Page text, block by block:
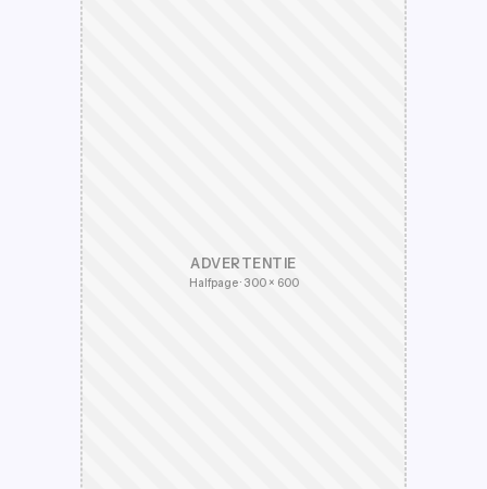
ADVERTENTIE
Halfpage · 300 × 600